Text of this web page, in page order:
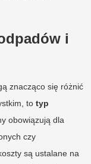
i
znacząco się różnić
to typ
obowiązują dla
czy
są ustalane na